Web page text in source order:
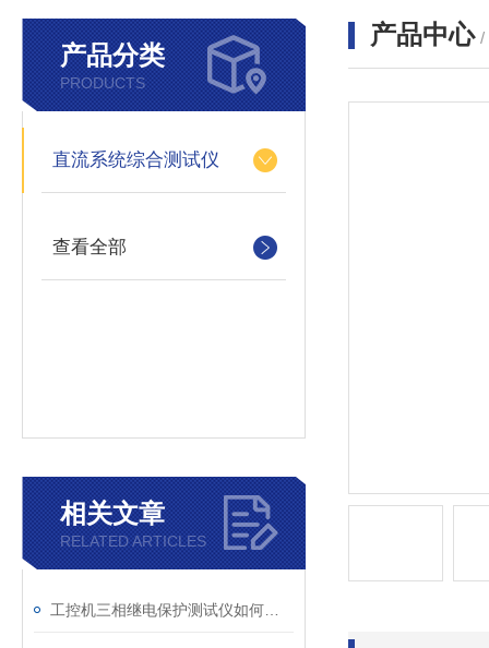
产品分类
PRODUCTS
直流系统综合测试仪
查看全部
相关文章
RELATED ARTICLES
产品中心 /